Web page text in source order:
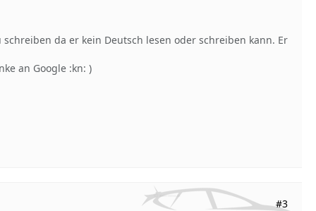
da er kein Deutsch lesen oder schreiben kann. Er
an Google :kn: )
#3